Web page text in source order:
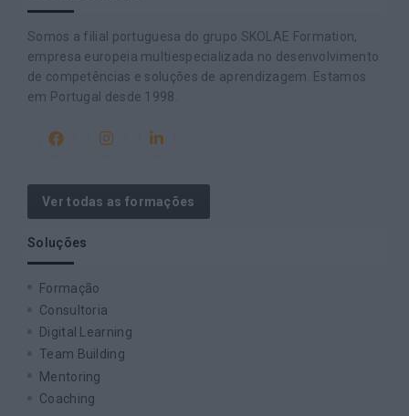
Somos a filial portuguesa do grupo SKOLAE Formation,
empresa europeia multiespecializada no desenvolvimento
de competências e soluções de aprendizagem. Estamos
em Portugal desde 1998.
Ver todas as formações
Soluções
Formação
Consultoria
Digital Learning
Team Building
Mentoring
Coaching